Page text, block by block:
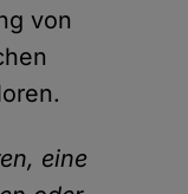
von
eine